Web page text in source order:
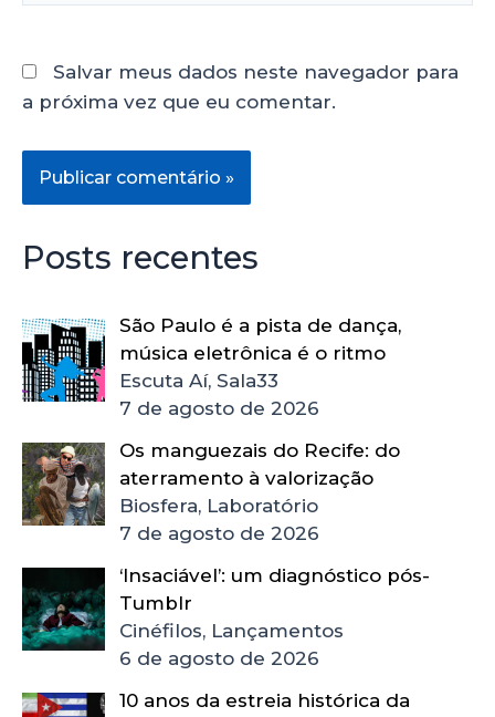
Salvar meus dados neste navegador para
a próxima vez que eu comentar.
Posts recentes
São Paulo é a pista de dança,
música eletrônica é o ritmo
Escuta Aí, Sala33
7 de agosto de 2026
Os manguezais do Recife: do
aterramento à valorização
Biosfera, Laboratório
7 de agosto de 2026
‘Insaciável’: um diagnóstico pós-
Tumblr
Cinéfilos, Lançamentos
6 de agosto de 2026
10 anos da estreia histórica da